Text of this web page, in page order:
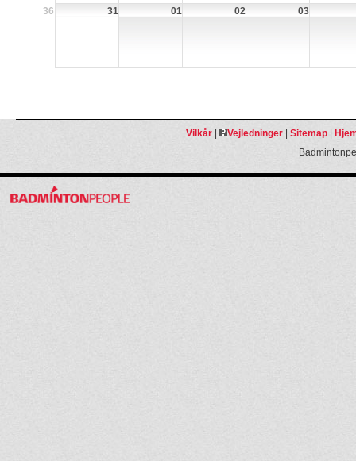
36 31 01 02 03
Vilkår| Vejledninger| Sitemap|